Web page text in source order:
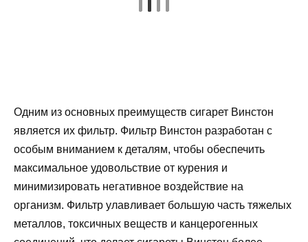
Одним из основных преимуществ сигарет Винстон
является их фильтр. Фильтр Винстон разработан с
особым вниманием к деталям, чтобы обеспечить
максимальное удовольствие от курения и
минимизировать негативное воздействие на
организм. Фильтр улавливает большую часть тяжелых
металлов, токсичных веществ и канцерогенных